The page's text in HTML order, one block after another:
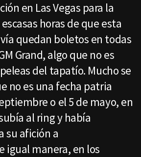
en Las Vegas para la
horas de que esta
quedan boletos en todas
Grand, algo que no es
del tapatío. Mucho se
no es una fecha patria
o el 5 de mayo, en
al ring y había
su afición a
igual manera, en los